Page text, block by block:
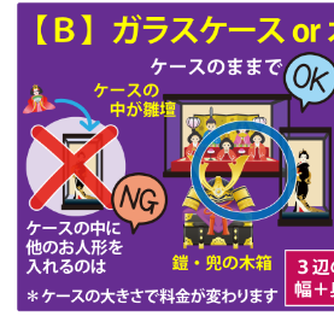
第56回人形供養祭 令和4年10
第55回人形供養祭令和4年9月8
第54回人形供養祭令和4年8月
第53回人形供養祭令和4年7月
第52回人形供養祭令和4年5月
第51回人形供養祭令和4年4月
第50回人形供養祭令和4年3月